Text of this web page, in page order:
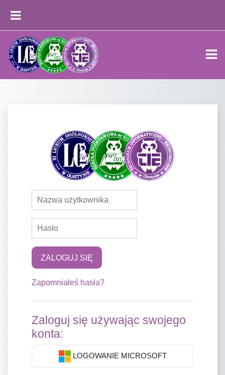
Zaloguj do
Nazwa użytkownika
Hasło
ZALOGUJ SIĘ
Zapomniałeś hasła?
Zaloguj się używając swojego
konta:
LOGOWANIE MICROSOFT